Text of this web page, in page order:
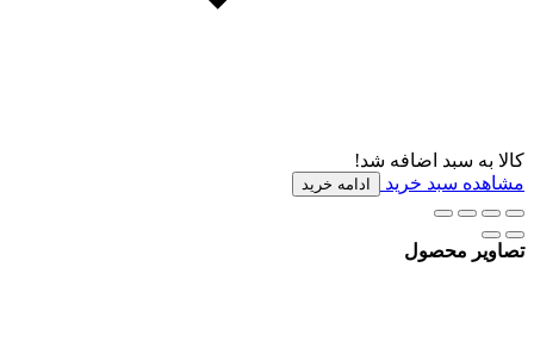
کالا به سبد اضافه شد!
مشاهده سبد خرید
ادامه خرید
تصاویر محصول